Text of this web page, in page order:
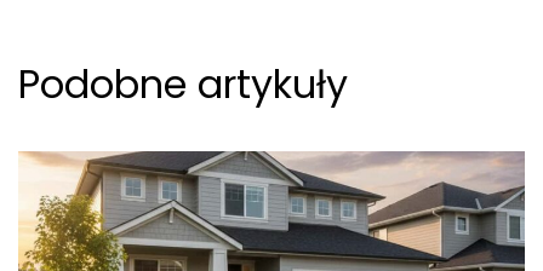
Podobne artykuły